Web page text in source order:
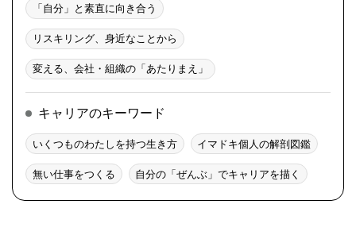
「自分」と素直に向き合う
リスキリング、身近なことから
変える、会社・組織の「あたりまえ」
キャリアのキーワード
いくつものわたしを持つ生き方 イマドキ個人の解剖図鑑
無い仕事をつくる 自分の「ぜんぶ」でキャリアを描く